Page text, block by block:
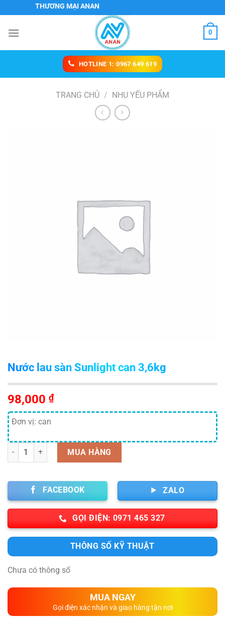
đến
nội
VÀ THƯƠNG MẠI ANAN
0
HOTLINE 1: 0967 649 619
TRANG CHỦ / NHU YẾU PHẨM
Nước lau sàn Sunlight can 3,6kg
98,000 ₫
Đơn vị: can
Số lượng MUA HÀNG
FACEBOOK ZALO
GỌI ĐIỆN: 0971 465 327
THÔNG SỐ KỸ THUẬT
Chưa có thông số
MUA NGAY
Gọi điện xác nhận và giao hàng tận nơi